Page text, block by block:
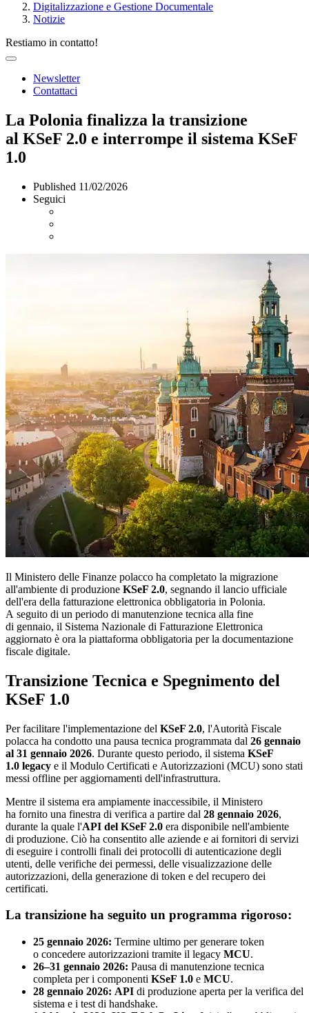
Digitalizzazione e Gestione Documentale
Notizie
Restiamo in contatto!
Newsletter
Contattaci
La Polonia finalizza la transizione
al KSeF 2.0 e interrompe il sistema KSeF
1.0
Published 11/02/2026
Seguici
Il Ministero delle Finanze polacco ha completato la migrazione
all'ambiente di produzione KSeF 2.0, segnando il lancio ufficiale
dell'era della fatturazione elettronica obbligatoria in Polonia.
A seguito di un periodo di manutenzione tecnica alla fine
di gennaio, il Sistema Nazionale di Fatturazione Elettronica
aggiornato è ora la piattaforma obbligatoria per la documentazione
fiscale digitale.
Transizione Tecnica e Spegnimento del
KSeF 1.0
Per facilitare l'implementazione del KSeF 2.0, l'Autorità Fiscale
polacca ha condotto una pausa tecnica programmata dal 26 gennaio
al 31 gennaio 2026. Durante questo periodo, il sistema KSeF
1.0 legacy e il Modulo Certificati e Autorizzazioni (MCU) sono stati
messi offline per aggiornamenti dell'infrastruttura.
Mentre il sistema era ampiamente inaccessibile, il Ministero
ha fornito una finestra di verifica a partire dal 28 gennaio 2026,
durante la quale l'API del KSeF 2.0 era disponibile nell'ambiente
di produzione. Ciò ha consentito alle aziende e ai fornitori di servizi
di eseguire i controlli finali dei protocolli di autenticazione degli
utenti, delle verifiche dei permessi, delle visualizzazione delle
autorizzazioni, della generazione di token e del recupero dei
certificati.
La transizione ha seguito un programma rigoroso:
25 gennaio 2026: Termine ultimo per generare token
o concedere autorizzazioni tramite il legacy MCU.
26–31 gennaio 2026: Pausa di manutenzione tecnica
completa per i componenti KSeF 1.0 e MCU.
28 gennaio 2026: API di produzione aperta per la verifica del
sistema e i test di handshake.